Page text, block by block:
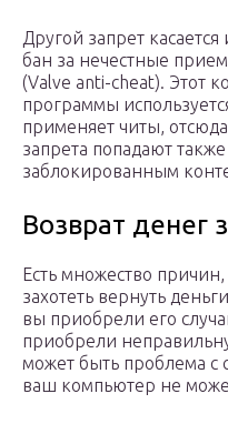
Другой запрет
бан за нечестные
(Valve anti-cheat). Этот
программы
применяет читы,
запрета попадают
заблокированным
Возврат денег
Есть множество
захотеть вернуть
вы приобрели его
приобрели
может быть проблема с
ваш компьютер не